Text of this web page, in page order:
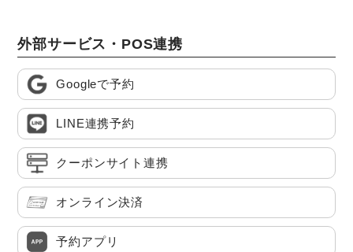
外部サービス・POS連携
Googleで予約
LINE連携予約
クーポンサイト連携
オンライン決済
予約アプリ